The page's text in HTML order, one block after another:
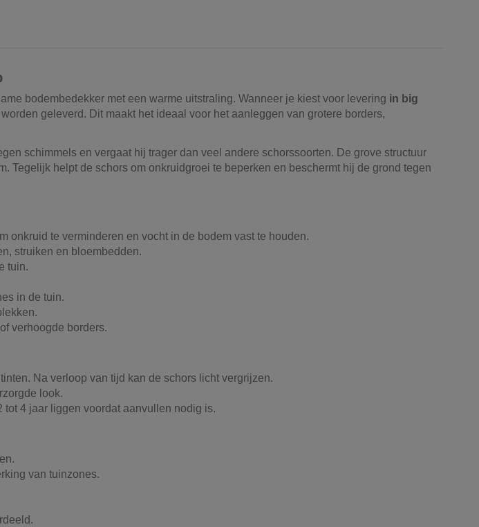
bodembedekker met een warme uitstraling. Wanneer je kiest voor levering in big
geleverd. Dit maakt het ideaal voor het aanleggen van grotere borders,
schimmels en vergaat hij trager dan veel andere schorssoorten. De grove structuur
helpt de schors om onkruidgroei te beperken en beschermt hij de grond tegen
onkruid te verminderen en vocht in de bodem vast te houden.
struiken en bloembedden.
tuin.
in de tuin.
verhoogde borders.
Na verloop van tijd kan de schors licht vergrijzen.
look.
4 jaar liggen voordat aanvullen nodig is.
van tuinzones.